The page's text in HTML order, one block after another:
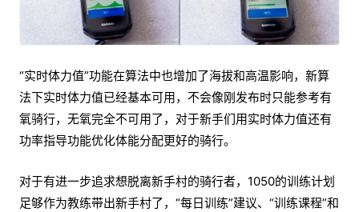
“实时体力值”功能在算法中也增加了海拔和高温影响，新算
法下实时体力值已经基本可用，不会像刚发布时只能参考有
氧骑行，无氧完全不可用了，对于新手们用实时体力值还有
功率指导功能优化体能分配更好的骑行。
对于有进一步追求想脱离新手村的骑行者，1050的训练计划
足够作为教练带出新手村了，“每日训练”建议、“训练课程”和